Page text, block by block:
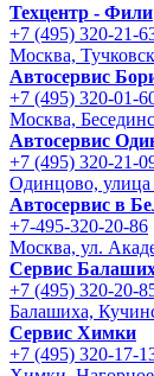
Техцентр - Фили
+7 (495) 320-21-
Москва,
Автосервис
+7 (495) 320-01-
Москва,
Автосервис
+7 (495) 320-21-
Одинцово, улица
Автосервис в
+7-495-320-20-86
Москва, ул.
Сервис
+7 (495) 320-20-
Балашиха,
Сервис Химки
+7 (495) 320-17-